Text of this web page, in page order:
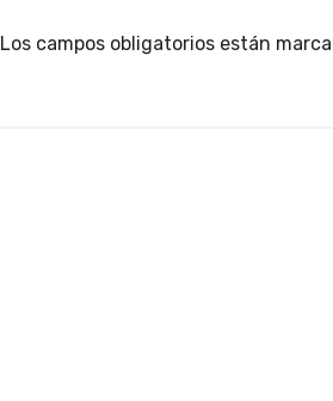
Los campos obligatorios están